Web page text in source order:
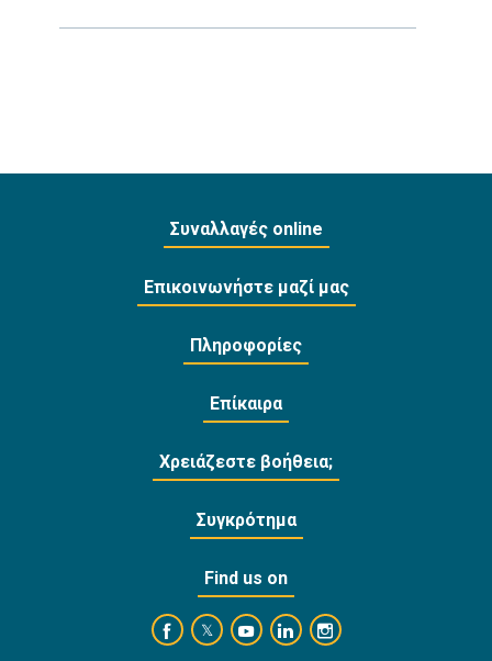
Συναλλαγές online
Επικοινωνήστε μαζί μας
Πληροφορίες
Επίκαιρα
Χρειάζεστε βοήθεια;
Συγκρότημα
Find us on
https://www.facebook.com/
https://twitter.com/bankofcyprus_
https://www.youtube.com/user/
https://www.linkedin.com/
https://